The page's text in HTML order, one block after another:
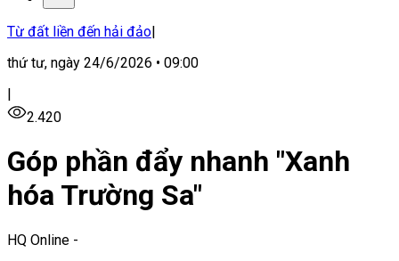
Từ đất liền đến hải đảo|
thứ tư, ngày 24/6/2026 • 09:00
|
2.420
Góp phần đẩy nhanh "Xanh
hóa Trường Sa"
HQ Online -